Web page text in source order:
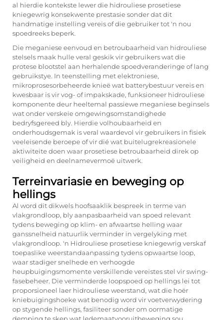
al hierdie kontekste lewer die hidrouliese prosetiese
kniegewrig konsekwente prestasie sonder dat dit
handmatige instelling vereis of die gebruiker tot 'n nou
spoedreeks beperk.
Die meganiese eenvoud en betroubaarheid van hidrouliese
stelsels maak hulle veral geskik vir gebruikers wat die
protese blootstel aan herhalende spoedveranderinge of lang
gebruikstye. In teenstelling met elektroniese,
mikroprosesorbeheerde knieë wat batterybestuur vereis en
kwesbaar is vir vog- of impakskade, funksioneer hidrouliese
komponente deur heeltemal passiewe meganiese beginsels
wat onder verskeie omgewingsomstandighede
bedryfsgereed bly. Hierdie volhoubaarheid en
onderhoudsgemak is veral waardevol vir gebruikers in fisiek
veeleisende beroepe of vir dié wat buitelugrekreasionele
aktiwiteite doen waar prosetiese betroubaarheid direk op
veiligheid en deelnamevermoë uitwerk.
Terreinvariasie en beweging op
hellings
Al word dit dikwels hoofsaaklik bespreek in terme van
vlakgrondloop, bly aanpasbaarheid van spoed relevant
tydens beweging op klim- en afwaartse helling waar
ganssnelheid natuurlik verminder in vergelyking met
vlakgrondloop. 'n Hidrouliese prosetiese kniegewrig verskaf
toepaslike weerstandaanpassing tydens opwaartse loop,
waar stadiger snelhede en verhoogde
heupbuigingsmomente verskillende vereistes stel vir swing-
fasebeheer. Die verminderde loopspoed op hellings lei tot
proporsioneel laer hidrouliese weerstand, wat die hoër
kniebuigingshoeke wat benodig word vir voetverwydering
op stygende hellings, fasiliteer sonder om oormatige